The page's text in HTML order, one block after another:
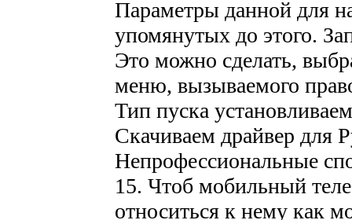
Параметры данной для
упомянутых до этого.
Это можно сделать,
меню, вызываемого
Тип пуска
Скачиваем драйвер для
Непрофессиональные
15. Чтоб мобильный
относиться к нему как